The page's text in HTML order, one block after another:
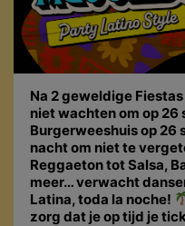
Na 2 geweldige
niet wachten om op
Burgerweeshuis op 26
nacht om niet te
Reggaeton tot Salsa,
meer… verwacht
Latina, toda la noche!
zorg dat je op tijd je